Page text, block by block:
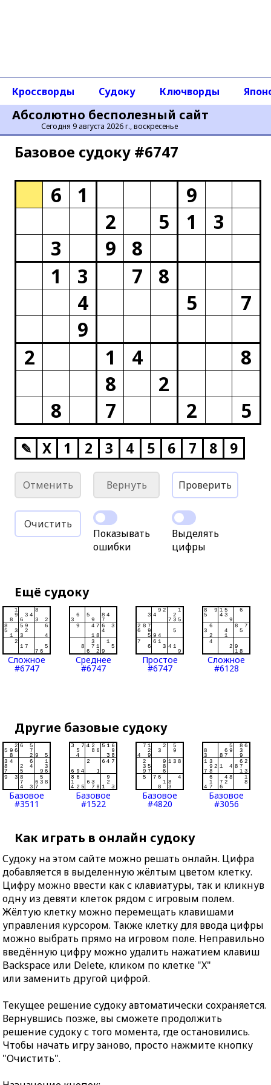
Абсолютно бесполезный сайт
Сегодня 9 августа 2026 г., воскресенье
Кроссворды Судоку Ключворды
Базовое cудоку #6747
6 1
9
2
5 1
3
3
9
8
1
3 7
8
4
5
7
9
2
1 4
8
8
2
8
7 2 5
✎ X 1 2 3 4 5 6 7 8 9
Отменить Вернуть Проверить
Очистить
Показывать
ошибки
Выделять
цифры
Ещё судоку
Сложное
#6747
Среднее
#6747
Простое
#6747
Сложное
#6128
Другие базовые судоку
Базовое
#3511
Базовое
#1522
Базовое
#4820
Базовое
#3056
Как играть в онлайн судоку
Судоку на этом сайте можно решать онлайн. Цифра
добавляется в выделенную жёлтым цветом клетку.
Цифру можно ввести как с клавиатуры, так и кликнув
одну из девяти клеток рядом с игровым полем.
Жёлтую клетку можно перемещать клавишами
управления курсором. Также клетку для ввода цифры
можно выбрать прямо на игровом поле. Неправильно
введённую цифру можно удалить нажатием клавиш
Backspace или Delete, кликом по клетке "X"
или заменить другой цифрой.
Текущее решение судоку автоматически сохраняется.
Вернувшись позже, вы сможете продолжить
решение судоку с того момента, где остановились.
Чтобы начать игру заново, просто нажмите кнопку
"Очистить".